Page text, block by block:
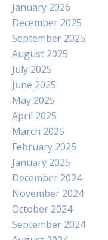
January 2026
December 2025
September 2025
August 2025
July 2025
June 2025
May 2025
April 2025
March 2025
February 2025
January 2025
December 2024
November 2024
October 2024
September 2024